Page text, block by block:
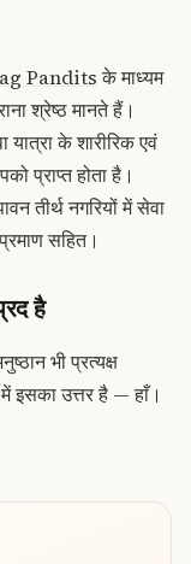
Panditsके माध्यम
श्रेष्ठ मानते हैं।
यात्रा के शारीरिक एवं
प्राप्त होता है।
तीर्थ नगरियों में सेवा
सहित।
है
भी प्रत्यक्ष
इसका उत्तर है — हाँ।